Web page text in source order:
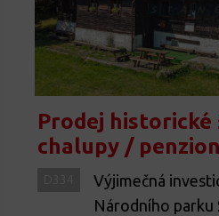
Prodej historické
chalupy /
Výjimečná
Národního parku